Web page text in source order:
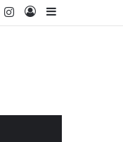
Log
Instagram
Facebook